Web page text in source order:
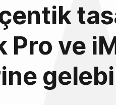
Pro ve